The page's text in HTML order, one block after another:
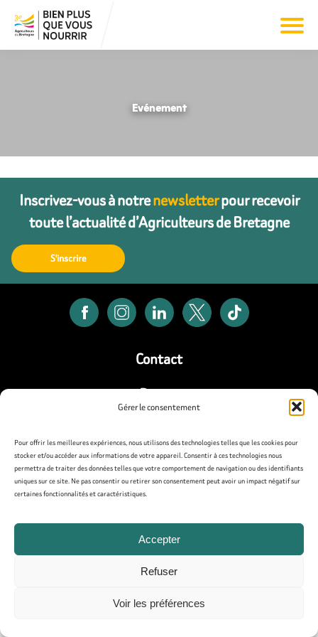
Gérer le consentement
Pour offrir les meilleures expériences, nous utilisons des technologies telles que les cookies pour
stocker et/ou accéder aux informations de votre appareil. Consentir à ces technologies nous
permettra de traiter des données telles que votre comportement de navigation ou des identifiants
uniques sur ce site. Ne pas consentir ou retirer son consentement peut avoir un impact négatif sur
certaines fonctionnalités et caractéristiques.
Accepter
Refuser
Voir les préférences
Evénement
Inscrivez-vous à notrenewsletterpour recevoir
toute l’actualité d’Agriculteurs de Bretagne
S'inscrire
Contact
Presse
Politique de confidentialité
Politique de cookies (UE)